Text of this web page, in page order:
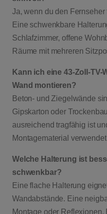
Ja, wenn du den
Eine schwenkbare
Schlafzimmer, offene
Räume mit mehreren
Kann ich eine 43-Zoll-
Wand montieren?
Beton- und Ziegelwände
Gipskarton oder
ausreichend tragfähig ist
Montagematerial
Welche Halterung ist
schwenkbar?
Eine flache Halterung
Wandabstände. Eine
Montage oder